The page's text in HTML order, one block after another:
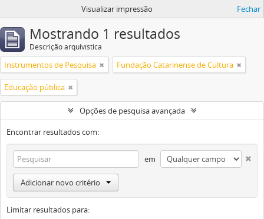
Visualizar impressão Fechar
Mostrando 1 resultados
Descrição arquivística
Instrumentos de Pesquisa Fundação Catarinense de Cultura
Educação pública
Opções de pesquisa avançada
Encontrar resultados com:
em
Adicionar novo critério
Limitar resultados para: